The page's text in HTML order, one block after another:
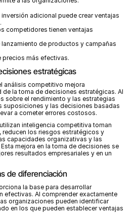
adicional puede crear ventajas
competidores tienen ventajas
de productos y campañas
precios más efectivas.
estratégicas
análisis competitivo mejora
la toma de decisiones estratégicas. Al
sobre el rendimiento y las estrategias
suposiciones y las decisiones basadas
a cometer errores costosos.
inteligencia competitiva toman
los riesgos estratégicos y
capacidades organizativas y las
mejora en la toma de decisiones se
resultados empresariales y en un
de diferenciación
la base para desarrollar
efectivas. Al comprender exactamente
organizaciones pueden identificar
en los que pueden establecer ventajas